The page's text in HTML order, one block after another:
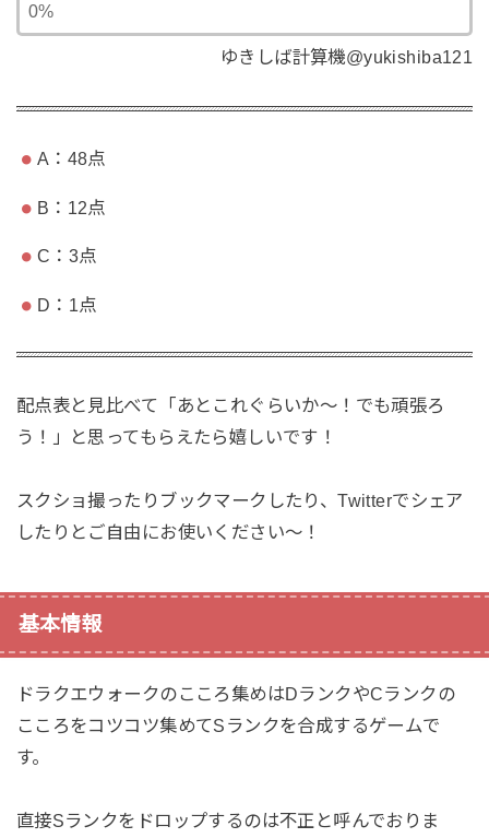
ゆきしば計算機@yukishiba121
A：48点
B：12点
C：3点
D：1点
配点表と見比べて「あとこれぐらいか〜！でも頑張ろ
う！」と思ってもらえたら嬉しいです！
スクショ撮ったりブックマークしたり、Twitterでシェア
したりとご自由にお使いください〜！
基本情報
ドラクエウォークのこころ集めはDランクやCランクの
こころをコツコツ集めてSランクを合成するゲームで
す。
直接Sランクをドロップするのは不正と呼んでおりま